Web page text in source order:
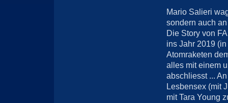
Mario Salieri
sondern auch
Die Story von
ins Jahr 2019
Atomraketen
alles mit einem
abschliesst ...
Lesbensex (mit
mit Tara Young